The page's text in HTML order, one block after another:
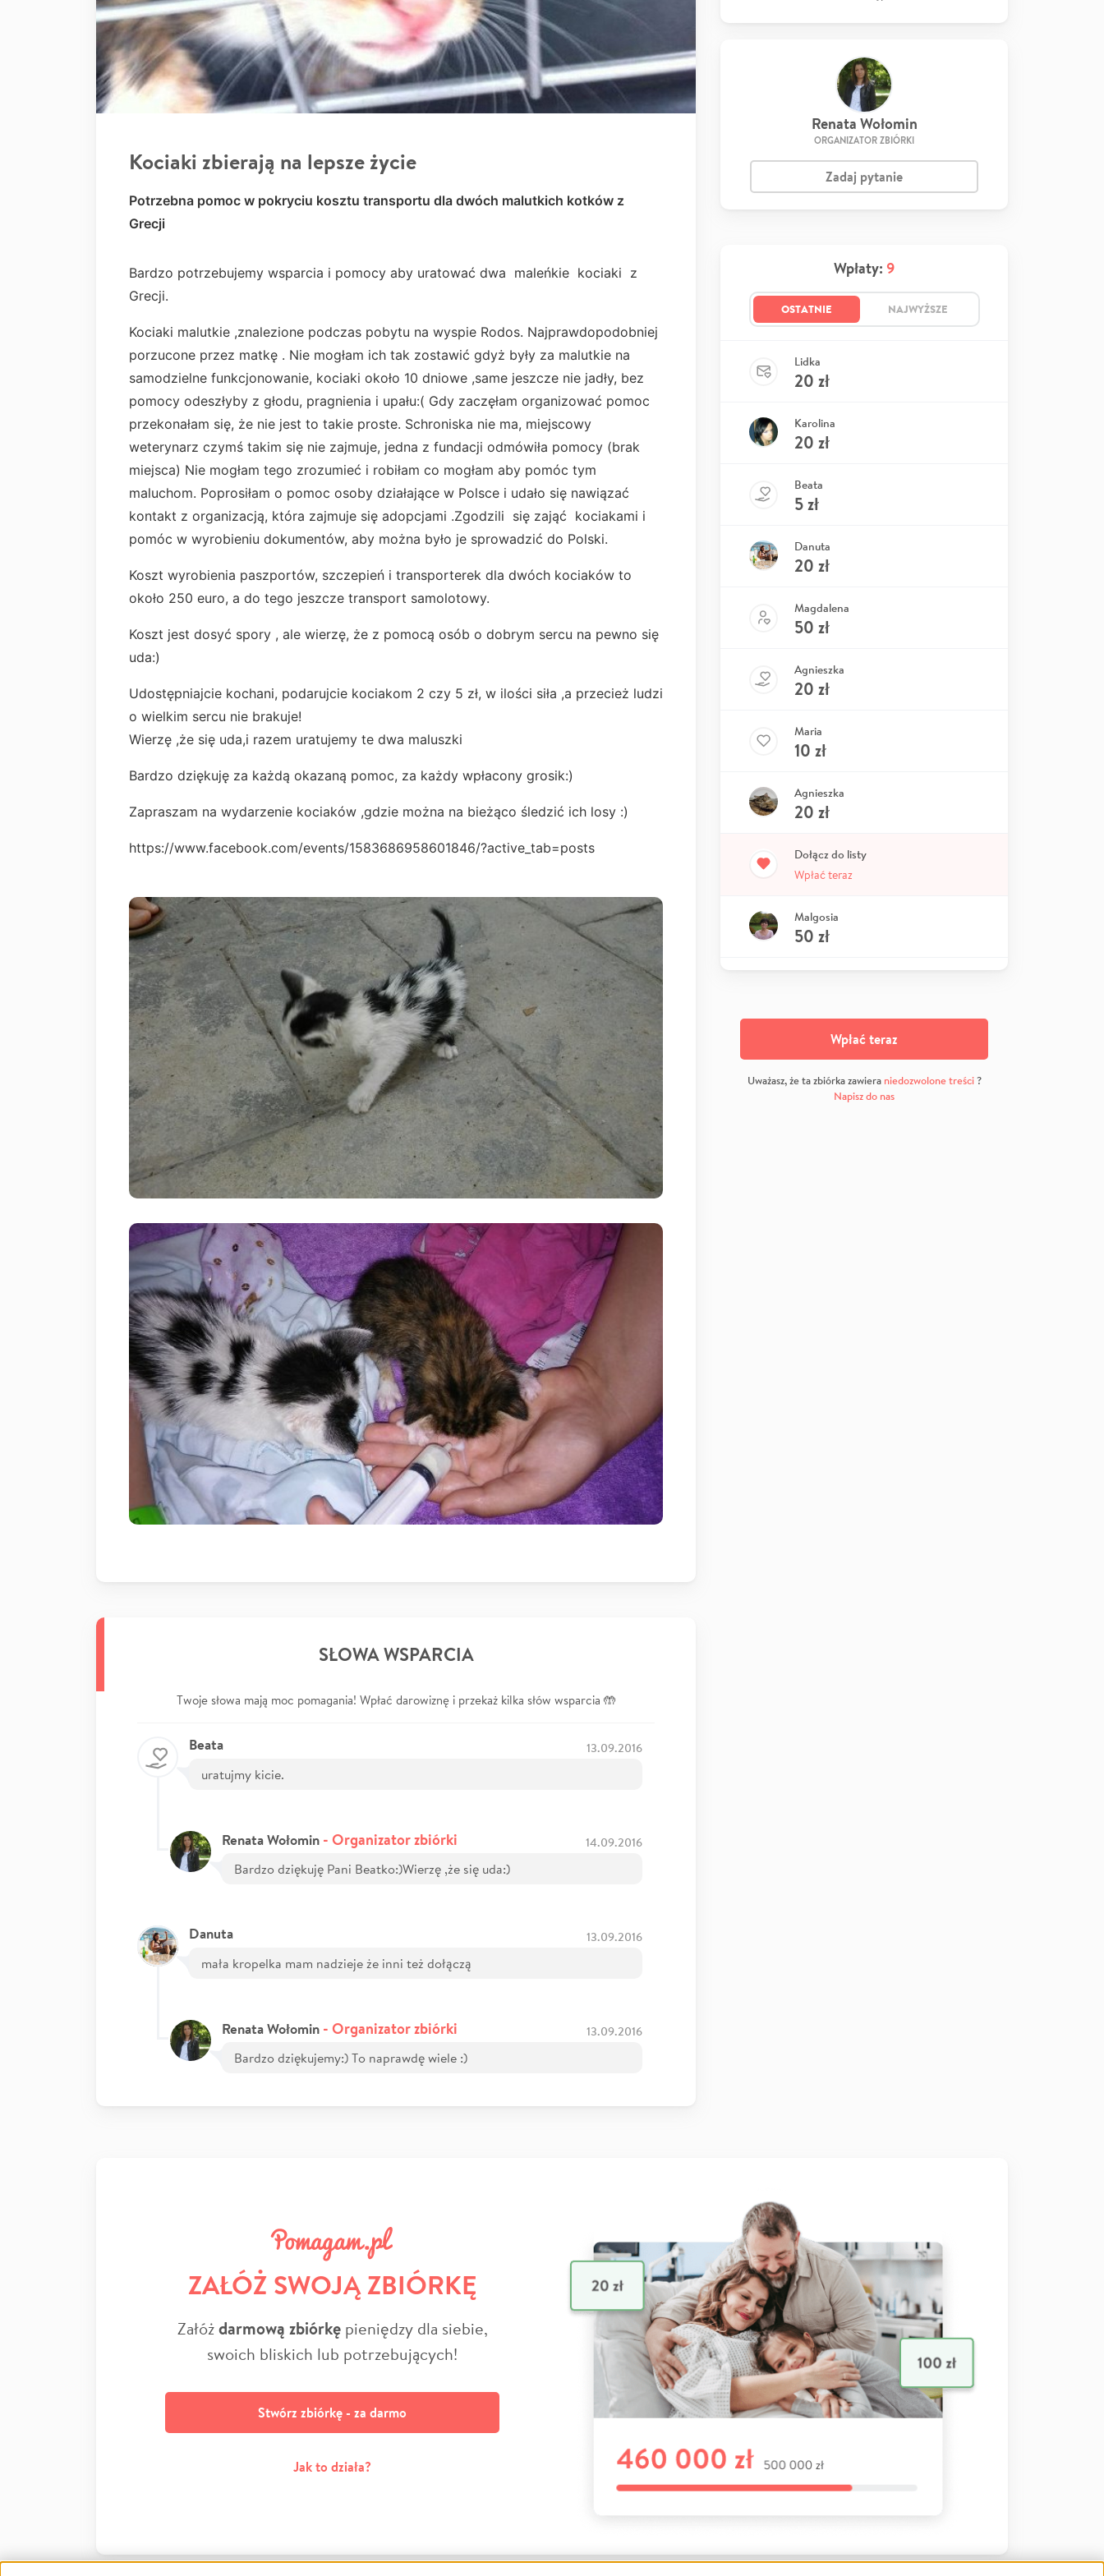
Kociaki zbierają na lepsze życie
Potrzebna pomoc w pokryciu kosztu transportu dla dwóch malutkich kotków z
Grecji
Bardzo potrzebujemy wsparcia i pomocy aby uratować dwa maleńkie kociaki z
Grecji.
Kociaki malutkie ,znalezione podczas pobytu na wyspie Rodos. Najprawdopodobniej
porzucone przez matkę . Nie mogłam ich tak zostawić gdyż były za malutkie na
samodzielne funkcjonowanie, kociaki około 10 dniowe ,same jeszcze nie jadły, bez
pomocy odeszłyby z głodu, pragnienia i upału:( Gdy zaczęłam organizować pomoc
przekonałam się, że nie jest to takie proste. Schroniska nie ma, miejscowy
weterynarz czymś takim się nie zajmuje, jedna z fundacji odmówiła pomocy (brak
miejsca) Nie mogłam tego zrozumieć i robiłam co mogłam aby pomóc tym
maluchom. Poprosiłam o pomoc osoby działające w Polsce i udało się nawiązać
kontakt z organizacją, która zajmuje się adopcjami .Zgodzili się zająć kociakami i
pomóc w wyrobieniu dokumentów, aby można było je sprowadzić do Polski.
Koszt wyrobienia paszportów, szczepień i transporterek dla dwóch kociaków to
około 250 euro, a do tego jeszcze transport samolotowy.
Koszt jest dosyć spory , ale wierzę, że z pomocą osób o dobrym sercu na pewno się
uda:)
Udostępniajcie kochani, podarujcie kociakom 2 czy 5 zł, w ilości siła ,a przecież ludzi
o wielkim sercu nie brakuje!
Wierzę ,że się uda,i razem uratujemy te dwa maluszki
Bardzo dziękuję za każdą okazaną pomoc, za każdy wpłacony grosik:)
Zapraszam na wydarzenie kociaków ,gdzie można na bieżąco śledzić ich losy :)
https://www.facebook.com/events/1583686958601846/?active_tab=posts
SŁOWA WSPARCIA
Twoje słowa mają moc pomagania! Wpłać darowiznę i przekaż kilka słów wsparcia 🤲
Beata 13.09.2016
uratujmy kicie.
Renata Wołomin - Organizator zbiórki 14.09.2016
Bardzo dziękuję Pani Beatko:)Wierzę ,że się uda:)
Danuta 13.09.2016
mała kropelka mam nadzieje że inni też dołączą
Renata Wołomin - Organizator zbiórki 13.09.2016
Bardzo dziękujemy:) To naprawdę wiele :)
Renata Wołomin
ORGANIZATOR ZBIÓRKI
Zadaj pytanie
Wpłaty: 9
OSTATNIE NAJWYŻSZE
Lidka
20 zł
Karolina
20 zł
Beata
5zł
Danuta
20 zł
Magdalena
50 zł
Agnieszka
20 zł
Maria
10 zł
Agnieszka
20 zł
Dołącz do listy
Wpłać teraz
Malgosia
50 zł
Wpłać teraz
Uważasz, że ta zbiórka zawiera niedozwolone treści?
Napisz do nas
ZAŁÓŻ SWOJĄ ZBIÓRKĘ
Załóżdarmową zbiórkępieniędzy dla siebie,
swoich bliskich lub potrzebujących!
Stwórz zbiórkę - za darmo
Jak to działa?